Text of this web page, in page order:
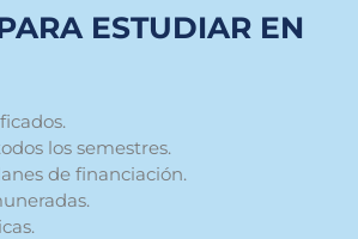
ESTUDIAR EN
los semestres.
de financiación.
.